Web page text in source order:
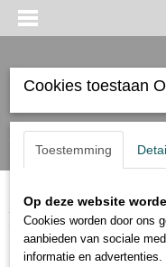
Inloggen Registreren
Home>pastel en krijt>
Cookies toestaan
Toestemming
Op deze website
Cookies worden door ons
aanbieden van sociale
informatie en